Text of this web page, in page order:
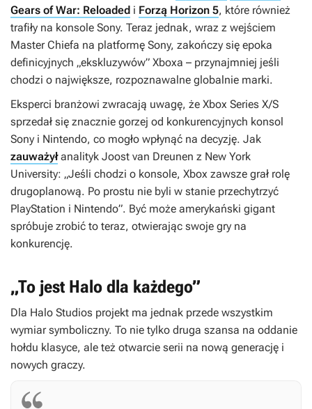
Gears of War: Reloaded i Forzą Horizon 5, które również
trafiły na konsole Sony. Teraz jednak, wraz z wejściem
Master Chiefa na platformę Sony, zakończy się epoka
definicyjnych „ekskluzywów” Xboxa – przynajmniej jeśli
chodzi o największe, rozpoznawalne globalnie marki.
Eksperci branżowi zwracają uwagę, że Xbox Series X/S
sprzedał się znacznie gorzej od konkurencyjnych konsol
Sony i Nintendo, co mogło wpłynąć na decyzję. Jak
zauważyłanalityk Joost van Dreunen z New York
University: „Jeśli chodzi o konsole, Xbox zawsze grał rolę
drugoplanową. Po prostu nie byli w stanie przechytrzyć
PlayStation i Nintendo”. Być może amerykański gigant
spróbuje zrobić to teraz, otwierając swoje gry na
konkurencję.
„To jest Halo dla każdego”
Dla Halo Studios projekt ma jednak przede wszystkim
wymiar symboliczny. To nie tylko druga szansa na oddanie
hołdu klasyce, ale też otwarcie serii na nową generację i
nowych graczy.